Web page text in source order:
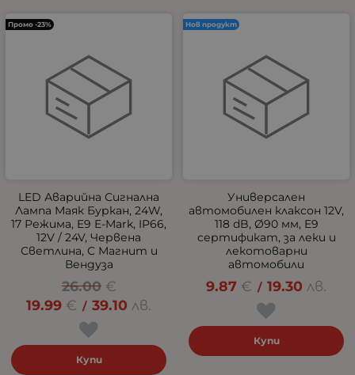
LED Аварийна Сигнална
Лампа Маяк Буркан, 24W,
17 Режима, E9 E-Mark, IP66,
12V / 24V, Червена
Светлина, С Магнит и
Вендуза
26.00 €
19.99 € / 39.10 лв.
Купи
Промо -23%
Универсален
автомобилен клаксон 12V,
118 dB, Ø90 мм, E9
сертификат, за леки и
лекотоварни
автомобили
9.87 € / 19.30 лв.
Купи
Нов продукт